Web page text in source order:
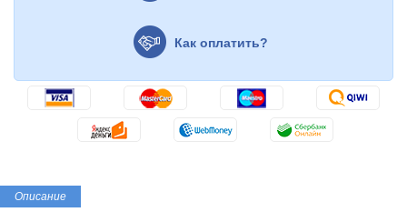
Как оплатить?
Описание